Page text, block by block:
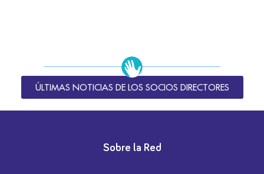
ÚLTIMAS NOTICIAS DE LOS SOCIOS DIRECTORES
Sobre la Red